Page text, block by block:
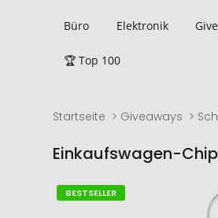
Büro Elektronik
🏆 Top 100
Startseite Giveaways
Einkaufswagen-
Zum
Ende
Zum
Anfang
BESTSELLER